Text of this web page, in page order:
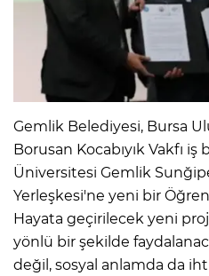
Gemlik Belediyesi, Bursa
Borusan Kocabıyık Vakfı
Üniversitesi Gemlik
Yerleşkesi'ne yeni bir
Hayata geçirilecek yeni
yönlü bir şekilde
değil, sosyal anlamda da